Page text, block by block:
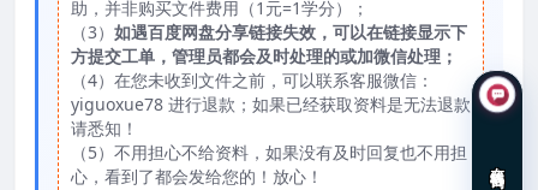
助，并非购买文件费用（1元=1学分）；
（3） 如遇百度网盘分享链接失效，可以在链接显示下
方提交工单，管理员都会及时处理的或加微信处理；
（4）在您未收到文件之前，可以联系客服微信：
yiguoxue78 进行退款；如果已经获取资料是无法退款
请悉知！
（5）不用担心不给资料，如果没有及时回复也不用担
心，看到了都会发给您的！放心！